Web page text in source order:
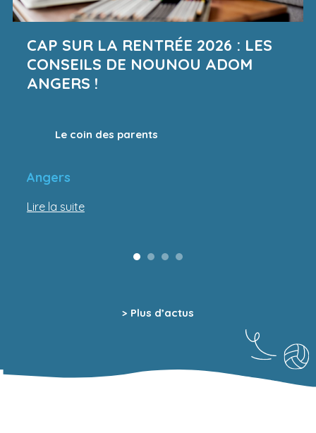
CAP SUR LA RENTRÉE 2026 : LES
CONSEILS DE NOUNOU ADOM
ANGERS !
Le coin des parents
Angers
Lire la suite
> Plus d’actus